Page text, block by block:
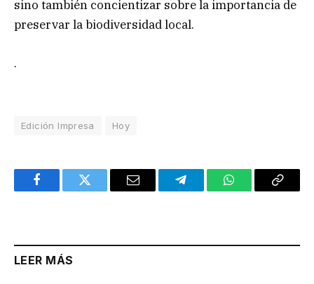
sino también concientizar sobre la importancia de
preservar la biodiversidad local.
.
Edición Impresa Hoy
FacebookTwitter Email TelegramWhatsAppCopy
LEER MÁS